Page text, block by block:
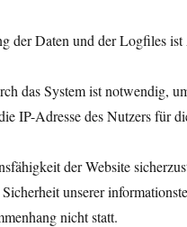
der Daten und der Logfiles
das System ist notwendig,
IP-Adresse des Nutzers für
der Website
unserer
nicht statt.